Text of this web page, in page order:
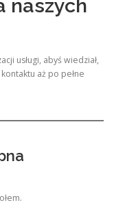
naszych
usługi, abyś wiedział,
aż po pełne